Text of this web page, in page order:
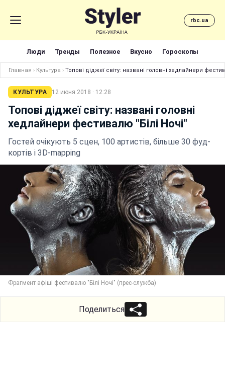
rbc.ua
Люди Тренды Полезное Вкусно Гороскопы
Главная › Культура › Топові діджеї світу: названі головні хедлайнери
КУЛЬТУРА 12 июня 2018 · 12:28
Топові діджеї світу: названі головні
хедлайнери фестивалю "Білі Ночі"
Гостей очікують 5 сцен, 100 артистів, більше 30 фуд-
кортів і 3D-mapping
Фрагмент афіші фестивалю "Білі Ночі" (прес-служба)
Поделиться